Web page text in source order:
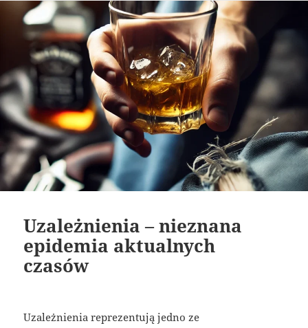
Uzależnienia – nieznana
epidemia aktualnych
czasów
Uzależnienia reprezentują jedno ze